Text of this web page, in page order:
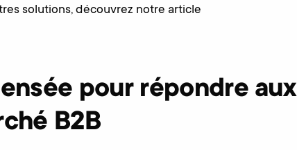
solutions, découvrez notre article
pour répondre aux
B2B